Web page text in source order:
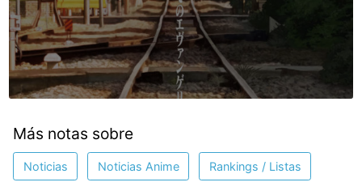
Más notas sobre
Noticias Noticias Anime Rankings / Listas